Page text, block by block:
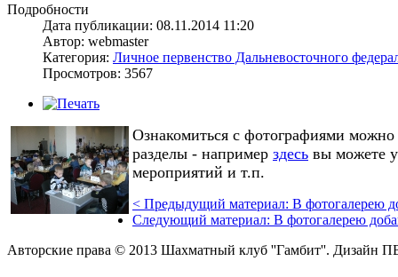
Подробности
Дата публикации: 08.11.2014 11:20
Автор: webmaster
Категория: Личное первенство Дальневосточного
Просмотров: 3567
Ознакомиться с фотографиями можно
разделы - например здесь вы можете
мероприятий и т.п.
< Предыдущий материал: В фотогалерею
Следующий материал: В фотогалерею
Авторские права © 2013 Шахматный клуб ''Гамбит''. Дизайн